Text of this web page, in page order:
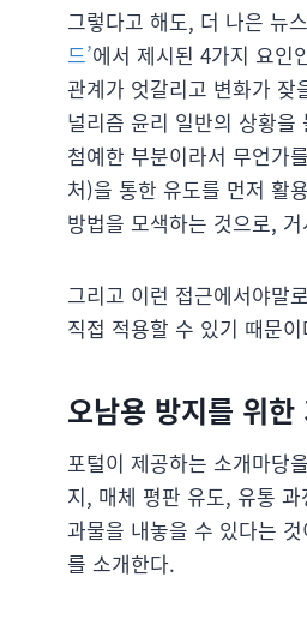
그렇다고 해도, 더 나은 뉴
드’에서 제시된 4가지 요인
관계가 엇갈리고 변화가 잦
널리즘 윤리 일반의 상황을
첨예한 부분이라서 무언가
처)을 통한 유도를 먼저 활
방법을 모색하는 것으로,
그리고 이런 접근에서야말
직접 적용할 수 있기 때문이
오남용 방지를 위한
포털이 제공하는 소개마당
지, 매체 평판 유도, 유통
과물을 내놓을 수 있다는
를 소개한다.